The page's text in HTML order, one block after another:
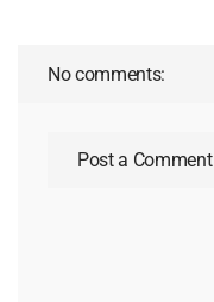
No comments:
Post a Comment